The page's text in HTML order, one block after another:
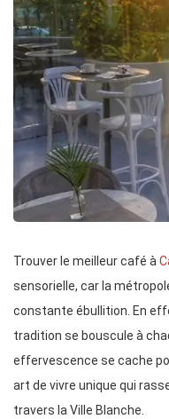
Trouver le meilleur café à
sensorielle, car la
constante ébullition. En
tradition se bouscule à
effervescence se cache
art de vivre unique qui
travers la Ville Blanche.